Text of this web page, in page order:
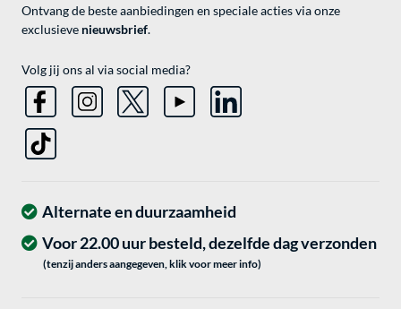
Ontvang de beste aanbiedingen en speciale acties via onze
exclusieve nieuwsbrief.
Volg jij ons al via social media?
Alternate en duurzaamheid
Voor 22.00 uur besteld, dezelfde dag verzonden
(tenzij anders aangegeven, klik voor meer info)